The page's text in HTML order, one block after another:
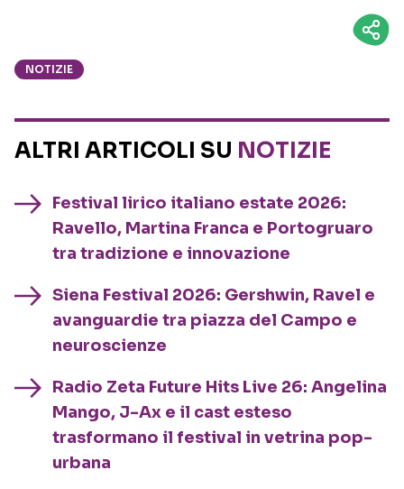
NOTIZIE
ALTRI ARTICOLI SU NOTIZIE
Festival lirico italiano estate 2026:
Ravello, Martina Franca e Portogruaro
tra tradizione e innovazione
Siena Festival 2026: Gershwin, Ravel e
avanguardie tra piazza del Campo e
neuroscienze
Radio Zeta Future Hits Live 26: Angelina
Mango, J-Ax e il cast esteso
trasformano il festival in vetrina pop-
urbana